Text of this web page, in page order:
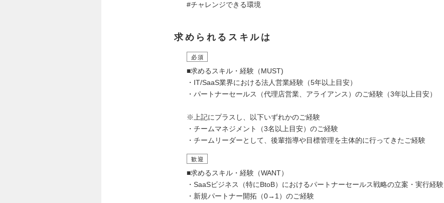
#チャレンジできる環境
求められるスキルは
必須
■求めるスキル・経験（MUST)
・IT/SaaS業界における法人営業経験（5年以上目安）
・パートナーセールス（代理店営業、アライアンス）のご経験（3年以上目安）
※上記にプラスし、以下いずれかのご経験
・チームマネジメント（3名以上目安）のご経験
・チームリーダーとして、後輩指導や目標管理を主体的に行ってきたご経験
歓迎
■求めるスキル・経験（WANT）
・SaaSビジネス（特にBtoB）におけるパートナーセールス戦略の立案・実行経験
・新規パートナー開拓（0→1）のご経験